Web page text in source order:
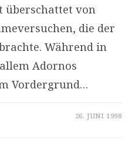
überschattet von
die der
Während in
Adornos
Vordergrund…
26. JUNI 1998